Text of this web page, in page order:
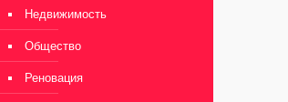
Недвижимость
Общество
Реновация